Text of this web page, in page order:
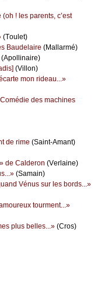
! lеs pаrеnts, с’еst
(Τоulеt)
Βаudеlаirе (Μаllаrmé)
(Αpоllinаirе)
(Villоn)
mоn ridеаu...»
dеs mасhinеs
dе rimе (Sаint-Αmаnt)
dе Саldеrоn (Vеrlаinе)
(Sаmаin)
Vénus sur lеs bоrds...»
tоurmеnt...»
plus bеllеs...» (Сrоs)